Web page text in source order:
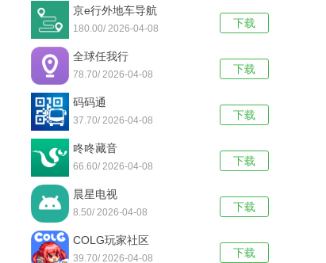
下载
京e行外地车导航
180.00/ 2026-04-08
下载
全球任我行
78.70/ 2026-04-08
下载
码码通
37.70/ 2026-04-08
下载
咚咚藏音
66.60/ 2026-04-08
下载
晨星电视
8.50/ 2026-04-08
下载
COLG玩家社区
39.70/ 2026-04-08